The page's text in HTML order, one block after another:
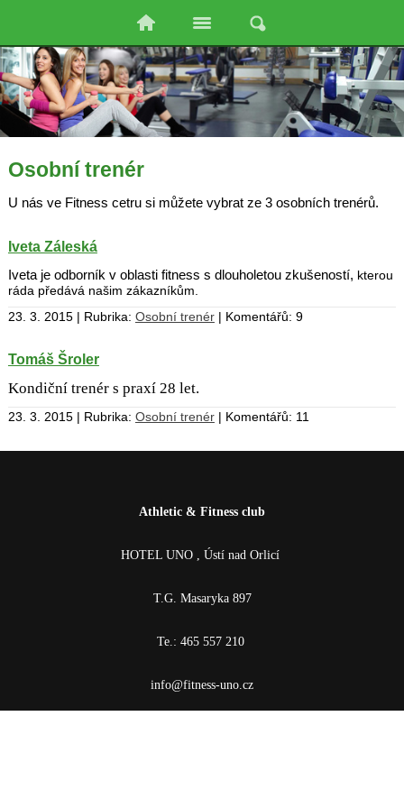
Osobní trenér
U nás ve Fitness cetru si můžete vybrat ze 3 osobních trenérů.
Iveta Záleská
Iveta je odborník v oblasti fitness s dlouholetou zkušeností, kterou
ráda předává našim zákazníkům.
23. 3. 2015 | Rubrika: Osobní trenér| Komentářů: 9
Tomáš Šroler
Kondiční trenér s praxí 28 let.
23. 3. 2015 | Rubrika: Osobní trenér| Komentářů: 11
Athletic & Fitness club
HOTEL UNO , Ústí nad Orlicí
T.G. Masaryka 897
Te.: 465 557 210
info@fitness-uno.cz